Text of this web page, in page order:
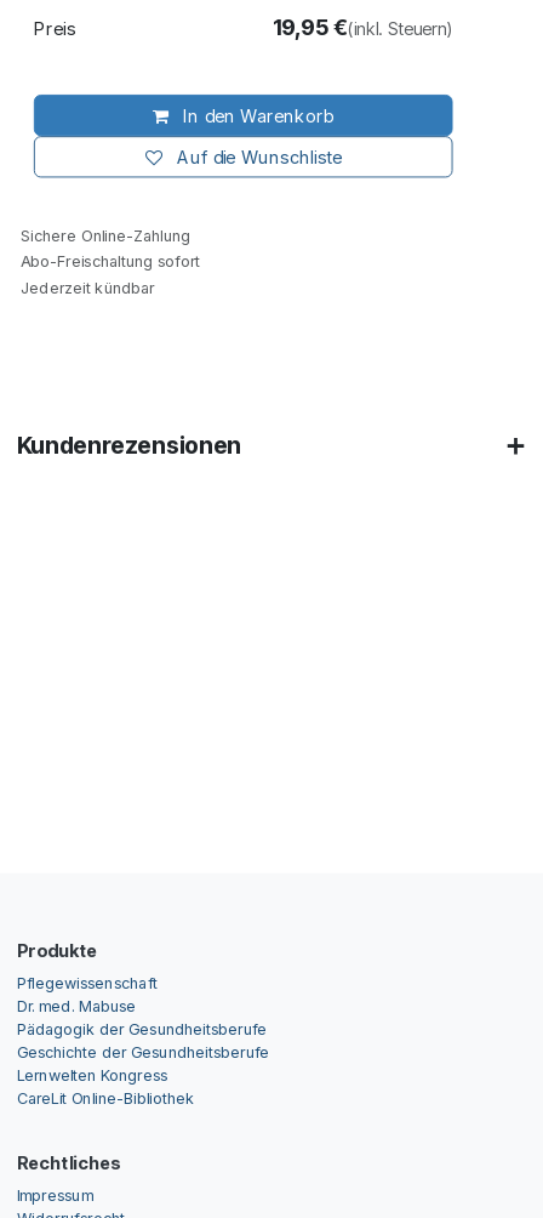
In den Warenkorb
Auf die Wunschliste
Preis 19,95€(inkl. Steuern)
Sichere Online-Zahlung
Abo-Freischaltung sofort
Jederzeit kündbar
Kundenrezensionen
Produkte
Pflegewissenschaft
Dr. med. Mabuse
Pädagogik der Gesundheitsberufe
Geschichte der Gesundheitsberufe
Lernwelten Kongress
CareLit Online-Bibliothek
Rechtliches
Impressum